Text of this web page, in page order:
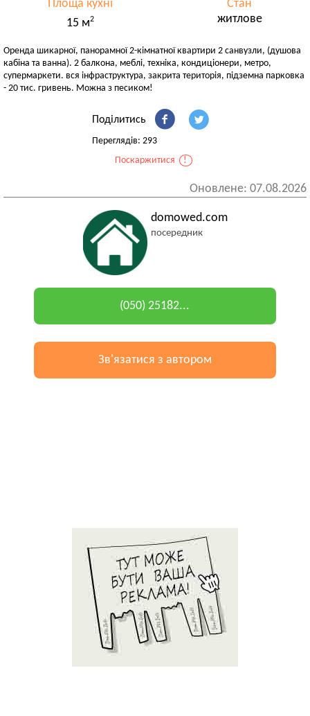
Площа кухні
15 м2
Стан
житлове
Оренда шикарної, панорамної 2-кімнатної квартири 2 санвузли, (душова
кабіна та ванна). 2 балкона, меблі, техніка, кондиціонери, метро,
супермаркети. вся інфраструктура, закрита територія, підземна парковка
- 20 тис. гривень. Можна з песиком!
Поділитись
Переглядів: 293
Поскаржитися
!
Оновлене: 07.08.2026
domowed.com
посередник
(050) 25182...
Зв'язатися з автором